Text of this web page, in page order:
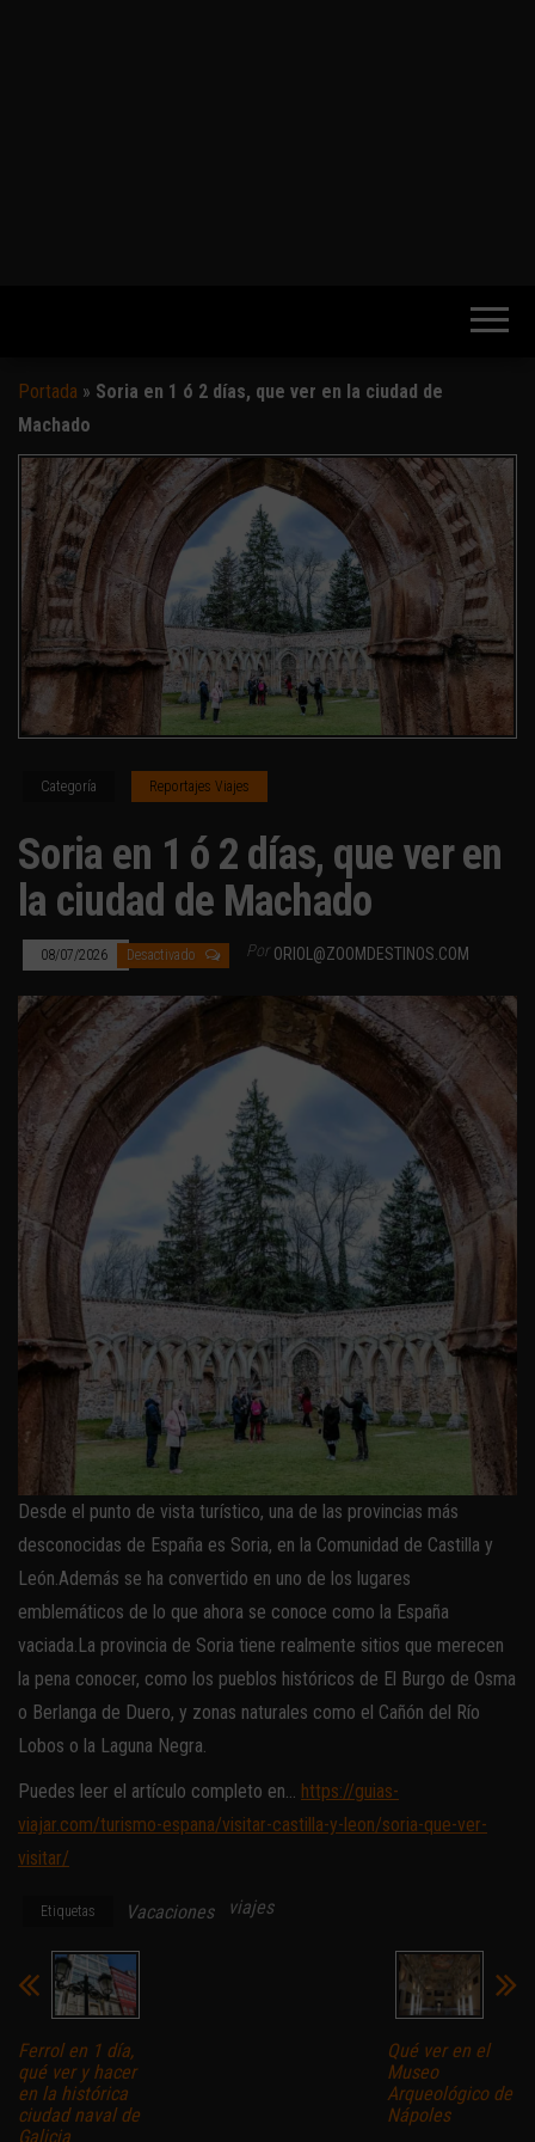
Portada » Soria en 1 ó 2 días, que ver en la ciudad de
Machado
Categoría Reportajes Viajes
Soria en 1 ó 2 días, que ver en
la ciudad de Machado
08/07/2026 Desactivado Por ORIOL@ZOOMDESTINOS.COM
Desde el punto de vista turístico, una de las provincias más
desconocidas de España es Soria, en la Comunidad de Castilla y
León.Además se ha convertido en uno de los lugares
emblemáticos de lo que ahora se conoce como la España
vaciada.La provincia de Soria tiene realmente sitios que merecen
la pena conocer, como los pueblos históricos de El Burgo de Osma
o Berlanga de Duero, y zonas naturales como el Cañón del Río
Lobos o la Laguna Negra.
Puedes leer el artículo completo en… https://guias-
viajar.com/turismo-espana/visitar-castilla-y-leon/soria-que-ver-
visitar/
Etiquetas Vacaciones viajes
Ferrol en 1 día,
qué ver y hacer
en la histórica
ciudad naval de
Galicia
Qué ver en el
Museo
Arqueológico de
Nápoles